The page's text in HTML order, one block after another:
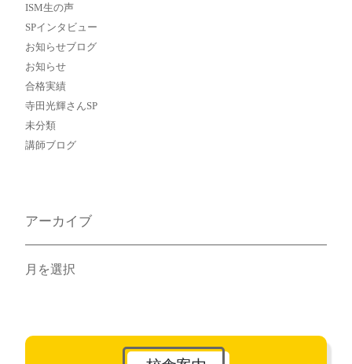
ISM生の声
SPインタビュー
お知らせブログ
お知らせ
合格実績
寺田光輝さんSP
未分類
講師ブログ
アーカイブ
ア
ブ